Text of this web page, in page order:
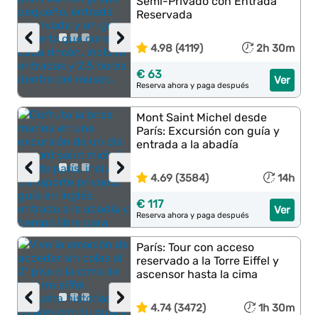
›
‹
Reservada
4.98 (4119) 2h 30m
Ver
€ 63
Reserva ahora y paga después
›
‹
Mont Saint Michel desde
París: Excursión con guía y
entrada a la abadía
4.69 (3584) 14h
Ver
€ 117
Reserva ahora y paga después
›
‹
París: Tour con acceso
reservado a la Torre Eiffel y
ascensor hasta la cima
4.74 (3472) 1h 30m